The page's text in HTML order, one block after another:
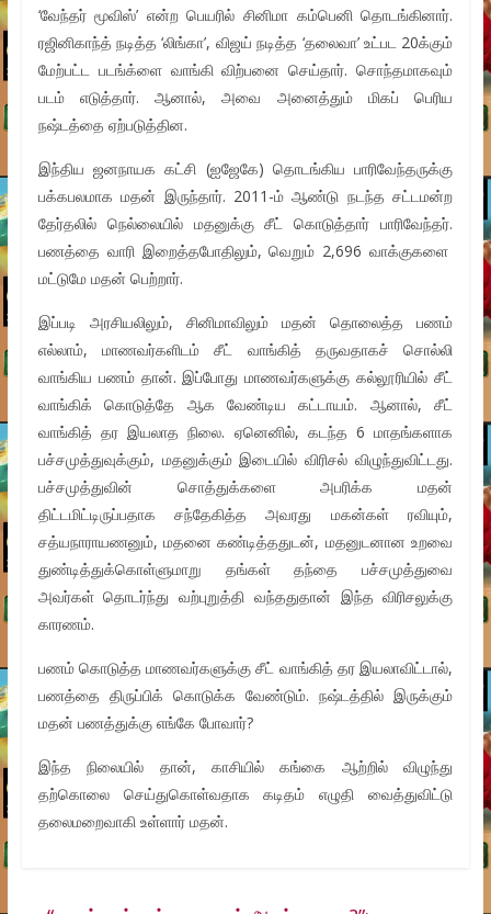
‘வேந்தர் மூவிஸ்’ என்ற பெயரில் சினிமா கம்பெனி தொடங்கினார்.
ரஜினிகாந்த் நடித்த ‘லிங்கா’, விஜய் நடித்த ‘தலைவா’ உட்பட 20க்கும்
மேற்பட்ட படங்க்ளை வாங்கி விற்பனை செய்தார். சொந்தமாகவும்
படம் எடுத்தார். ஆனால், அவை அனைத்தும் மிகப் பெரிய
நஷ்டத்தை ஏற்படுத்தின.
இந்திய ஜனநாயக கட்சி (ஐஜேகே) தொடங்கிய பாரிவேந்தருக்கு
பக்கபலமாக மதன் இருந்தார். 2011-ம் ஆண்டு நடந்த சட்டமன்ற
தேர்தலில் நெல்லையில் மதனுக்கு சீட் கொடுத்தார் பாரிவேந்தர்.
பணத்தை வாரி இறைத்தபோதிலும், வெறும் 2,696 வாக்குகளை
மட்டுமே மதன் பெற்றார்.
இப்படி அரசியலிலும், சினிமாவிலும் மதன் தொலைத்த பணம்
எல்லாம், மாணவர்களிடம் சீட் வாங்கித் தருவதாகச் சொல்லி
வாங்கிய பணம் தான். இப்போது மாணவர்களுக்கு கல்லூரியில் சீட்
வாங்கிக் கொடுத்தே ஆக வேண்டிய கட்டாயம். ஆனால், சீட்
வாங்கித் தர இயலாத நிலை. ஏனெனில், கடந்த 6 மாதங்களாக
பச்சமுத்துவுக்கும், மதனுக்கும் இடையில் விரிசல் விழுந்துவிட்டது.
பச்சமுத்துவின் சொத்துக்களை அபரிக்க மதன்
திட்டமிட்டிருப்பதாக சந்தேகித்த அவரது மகன்கள் ரவியும்,
சத்யநாராயணனும், மதனை கண்டித்ததுடன், மதனுடனான உறவை
துண்டித்துக்கொள்ளுமாறு தங்கள் தந்தை பச்சமுத்துவை
அவர்கள் தொடர்ந்து வற்புறுத்தி வந்ததுதான் இந்த விரிசலுக்கு
காரணம்.
பணம் கொடுத்த மாணவர்களுக்கு சீட் வாங்கித் தர இயலாவிட்டால்,
பணத்தை திருப்பிக் கொடுக்க வேண்டும். நஷ்டத்தில் இருக்கும்
மதன் பணத்துக்கு எங்கே போவார்?
இந்த நிலையில் தான், காசியில் கங்கை ஆற்றில் விழுந்து
தற்கொலை செய்துகொள்வதாக கடிதம் எழுதி வைத்துவிட்டு
தலைமறைவாகி உள்ளார் மதன்.